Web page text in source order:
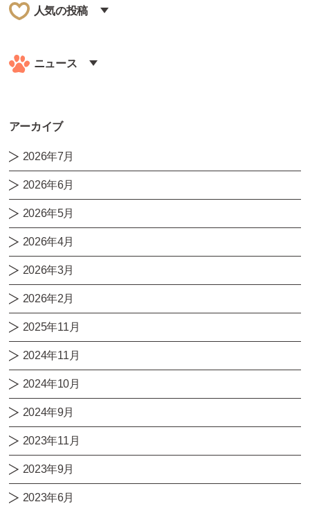
人気の投稿
ニュース
アーカイブ
2026年7月
2026年6月
2026年5月
2026年4月
2026年3月
2026年2月
2025年11月
2024年11月
2024年10月
2024年9月
2023年11月
2023年9月
2023年6月